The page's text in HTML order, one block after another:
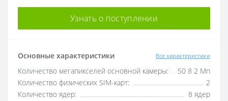
Узнать о поступлении
Основные характеристики Все характеристики
Количество мегапикселей основной камеры:
50 8 2 Мп
Количество физических SIM-карт:
2
Количество ядер:
8 ядер